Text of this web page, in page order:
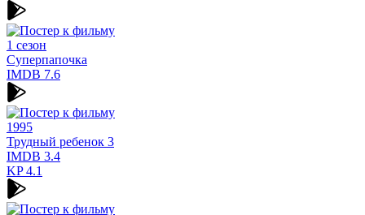
1 сезон
Суперпапочка
IMDB 7.6
1995
Трудный ребенок 3
IMDB 3.4
KP4.1